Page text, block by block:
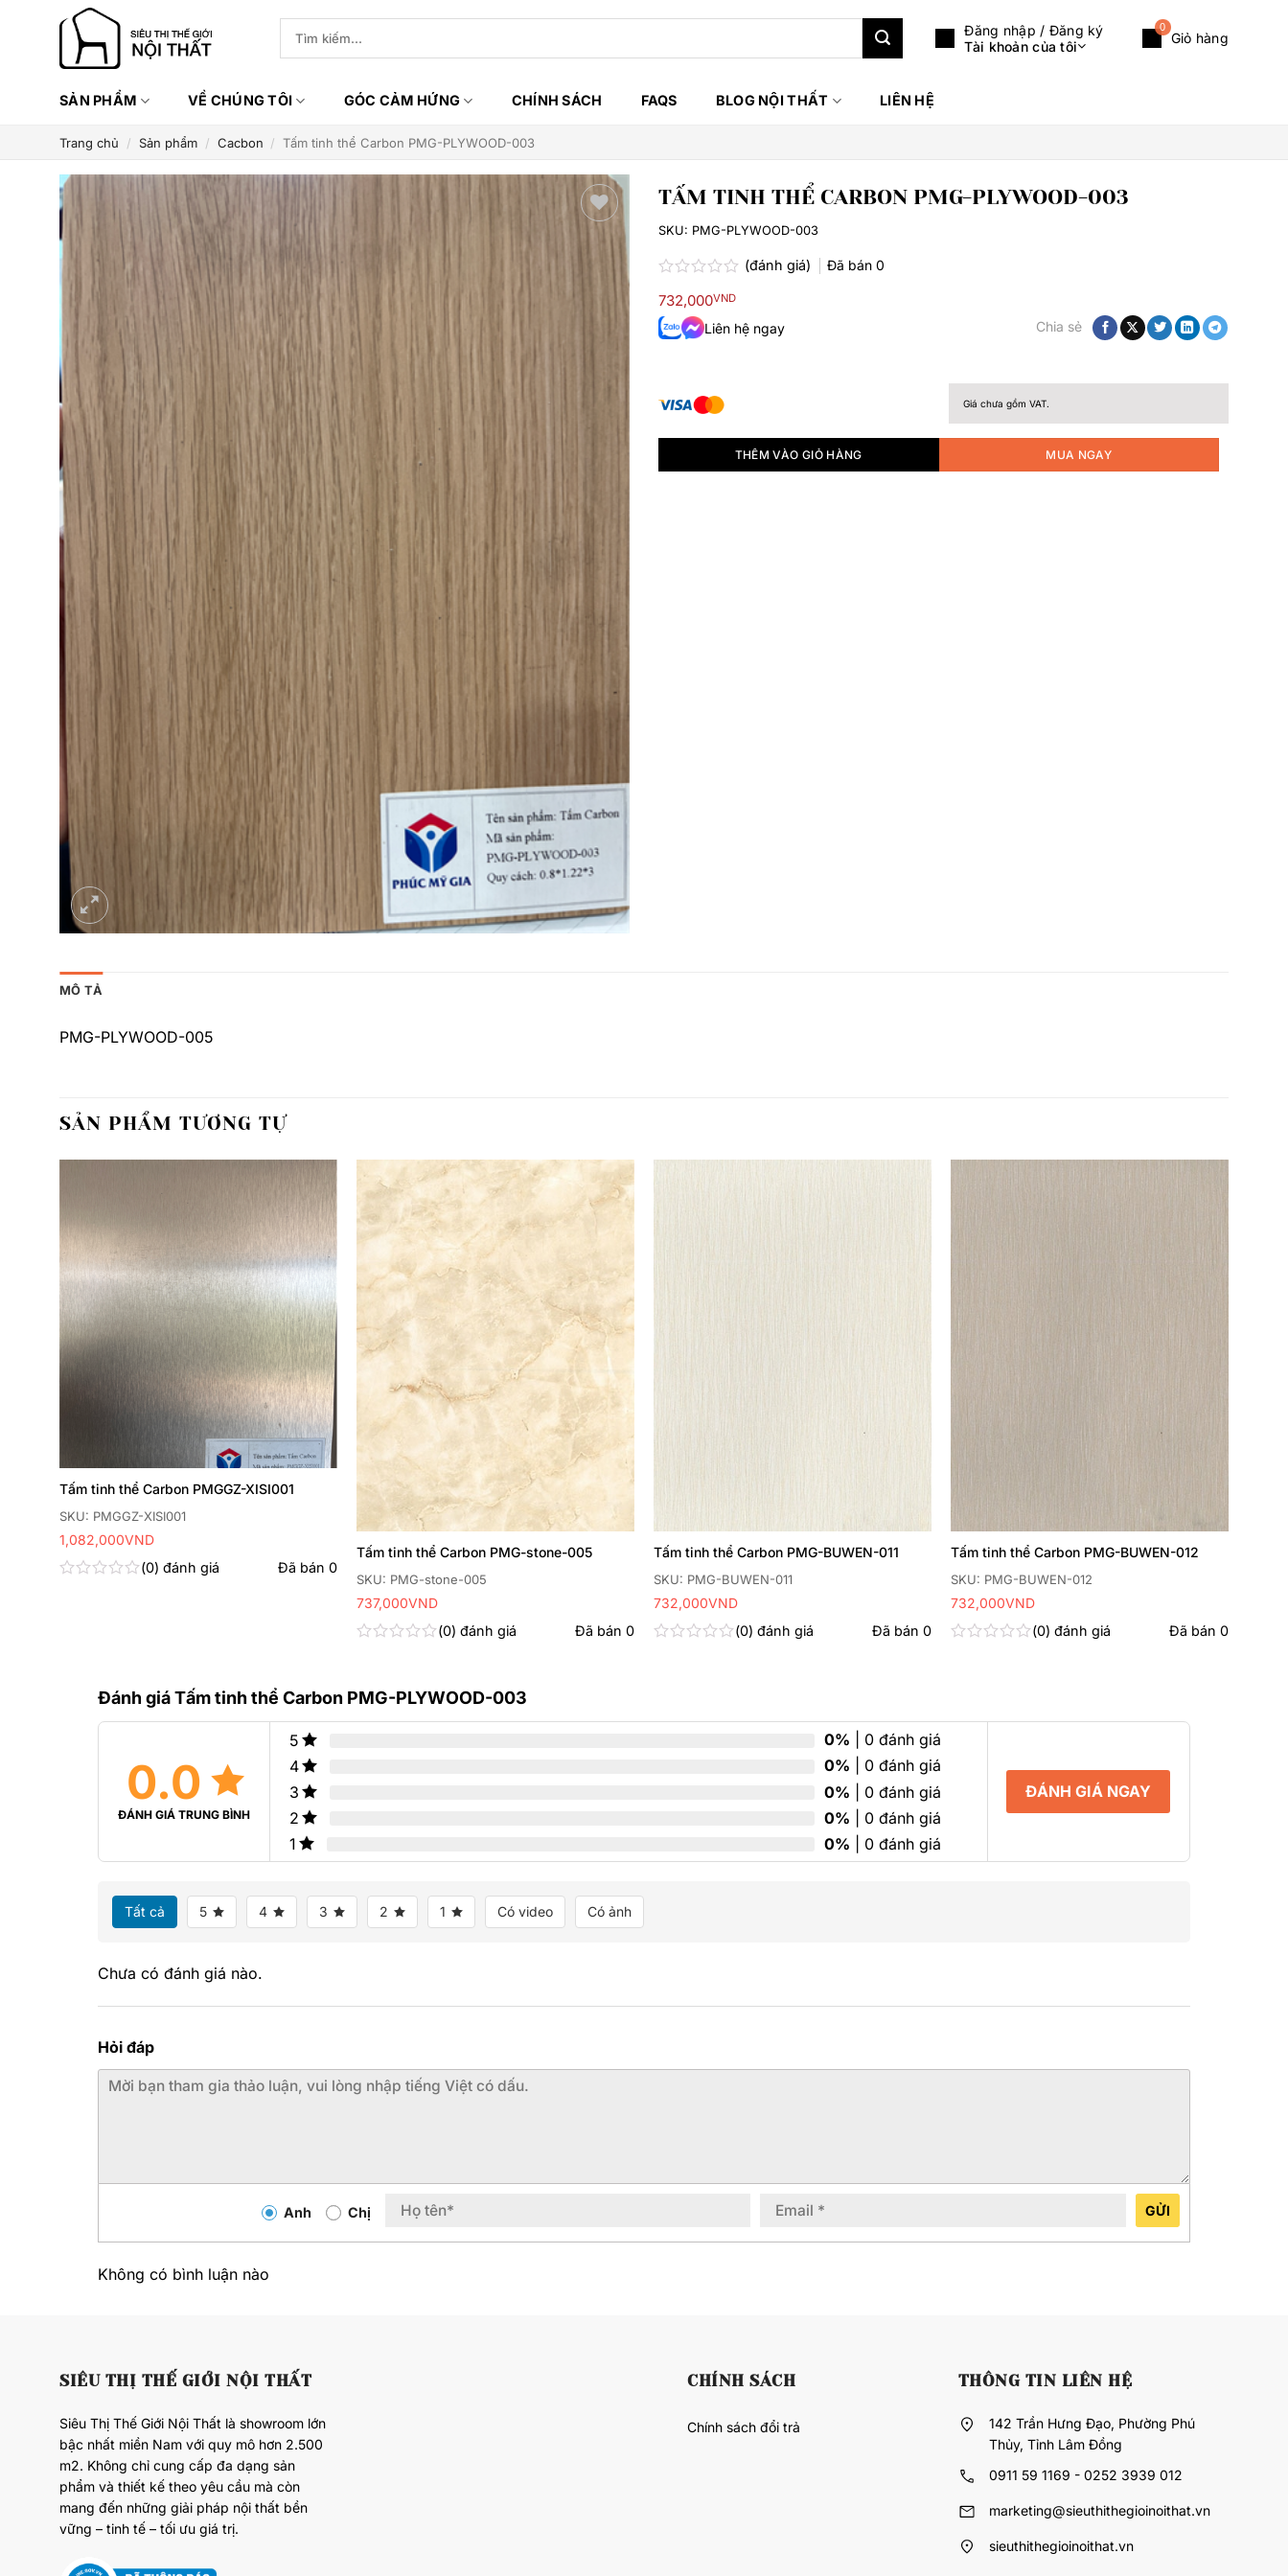
kiếm:
Đăng nhập / Đăng ký
Tài khoản của tôi
Giỏ hàng
0
SẢN PHẨM VỀ CHÚNG TÔI GÓC CẢM HỨNG CHÍNH SÁCH FAQS BLOG NỘI THẤT LIÊN HỆ
Trang chủ / Sản phẩm / Cacbon / Tấm tinh thể Carbon PMG-PLYWOOD-003
Thêm
TẤM TINH THỂ CARBON PMG-PLYWOOD-003
xếp
hạng
0.0
(đánh giá) Đã bán 0
732,000VND
Liên hệ ngay Chia sẻ
Giá chưa gồm VAT.
THÊM VÀO GIỎ HÀNG MUA NGAY
SKU: PMG-PLYWOOD-003
MÔ TẢ
PMG-PLYWOOD-005
SẢN PHẨM TƯƠNG TỰ
Thêm
yêu
thích
SKU: PMGGZ-XISI001
Tấm tinh thể Carbon PMGGZ-XISI001
0 đánh giá Đã bán0
1,082,000VND
SKU: PMG-stone-005
Tấm tinh thể Carbon PMG-stone-005
0
0 đánh giá Đã bán0
737,000VND
SKU: PMG-BUWEN-011
Tấm tinh thể Carbon PMG-BUWEN-011
0 đánh giá Đã bán0
732,000VND
SKU: PMG-BUWEN-012
Tấm tinh thể Carbon PMG-BUWEN-012
0 đánh giá Đã bán0
732,000VND
Đánh giá Tấm tinh thể Carbon PMG-PLYWOOD-003
0.0
ĐÁNH GIÁ TRUNG BÌNH
5 0% | 0 đánh giá
4
0% | 0 đánh giá
3
0% | 0 đánh giá
2
0% | 0 đánh giá
1
0% | 0 đánh giá
ĐÁNH GIÁ NGAY
Tất cả 5 4 3 2 1 Có video Có ảnh
Chưa có đánh giá nào.
Hỏi đáp
Anh Chị GỬI
Không có bình luận nào
SIÊU THỊ THẾ GIỚI NỘI THẤT
Siêu Thị Thế Giới Nội Thất là showroom lớn
bậc nhất miền Nam với quy mô hơn 2.500
m2. Không chỉ cung cấp đa dạng sản
phẩm và thiết kế theo yêu cầu mà còn
mang đến những giải pháp nội thất bền
vững – tinh tế – tối ưu giá trị.
CHÍNH SÁCH
Chính sách đổi trả
THÔNG TIN LIÊN HỆ
142 Trần Hưng Đạo, Phường Phú
Thủy, Tỉnh Lâm Đồng
0911 59 1169 - 0252 3939 012
marketing@sieuthithegioinoithat.vn
sieuthithegioinoithat.vn